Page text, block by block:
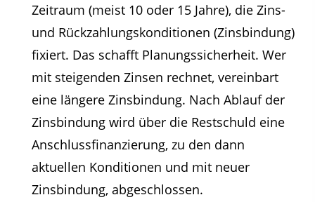
Zeitraum (meist 10 oder 15 Jahre), die Zins-
und Rückzahlungskonditionen (Zinsbindung)
fixiert. Das schafft Planungssicherheit. Wer
mit steigenden Zinsen rechnet, vereinbart
eine längere Zinsbindung. Nach Ablauf der
Zinsbindung wird über die Restschuld eine
Anschlussfinanzierung, zu den dann
aktuellen Konditionen und mit neuer
Zinsbindung, abgeschlossen.